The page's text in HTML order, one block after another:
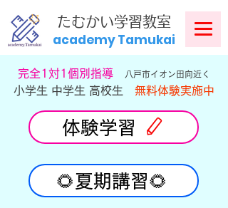
​たむかい学習教室
academy Tamukai
​完全1対1個別指導 八戸市イオン田向近く
小学生 中学生 高校生 無料体験実施中
体験学習
🌻夏期講習🌻